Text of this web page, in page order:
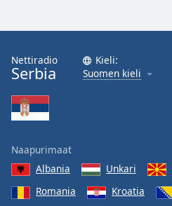
Nettiradio
Serbia
Kieli:
Suomen kieli
Naapurimaat
Albania
Unkari
Romania
Kroatia